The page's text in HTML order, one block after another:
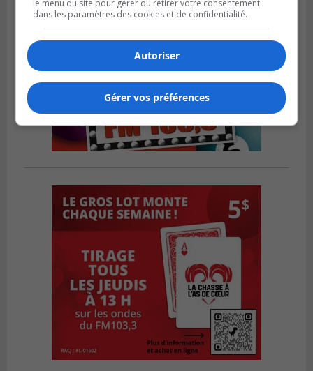
le menu du site pour gérer ou retirer votre consentement
dans les paramètres des cookies et de confidentialité.
Autoriser
Gérer vos préférences